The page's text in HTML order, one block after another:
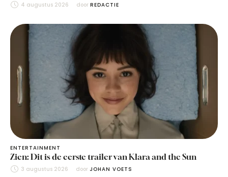
4 augustus 2026 door REDACTIE
ENTERTAINMENT
Zien: Dit is de eerste trailer van Klara and the Sun
3 augustus 2026 door JOHAN VOETS